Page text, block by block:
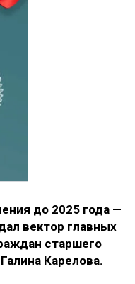
до 2025 года —
вектор главных
старшего
Карелова.